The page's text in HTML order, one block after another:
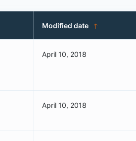
Modified date
April 10, 2018
April 10, 2018